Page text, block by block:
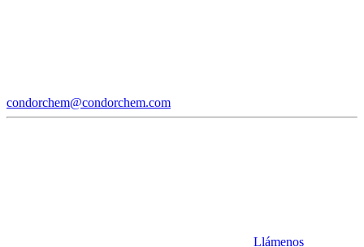
condorchem@condorchem.com
Llámenos